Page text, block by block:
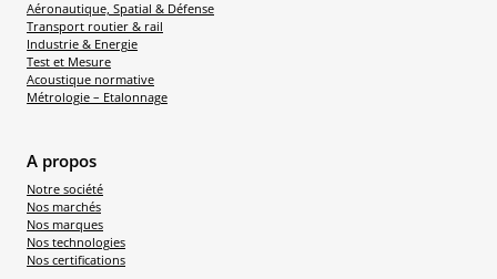
Aéronautique, Spatial & Défense
Transport routier & rail
Industrie & Energie
Test et Mesure
Acoustique normative
Métrologie – Etalonnage
A propos
Notre société
Nos marchés
Nos marques
Nos technologies
Nos certifications